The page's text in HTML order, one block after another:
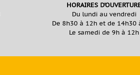
HORAIRES
Du lundi au vendredi
De 8h30 à 12h et de 14h30
Le samedi de 9h à 12h